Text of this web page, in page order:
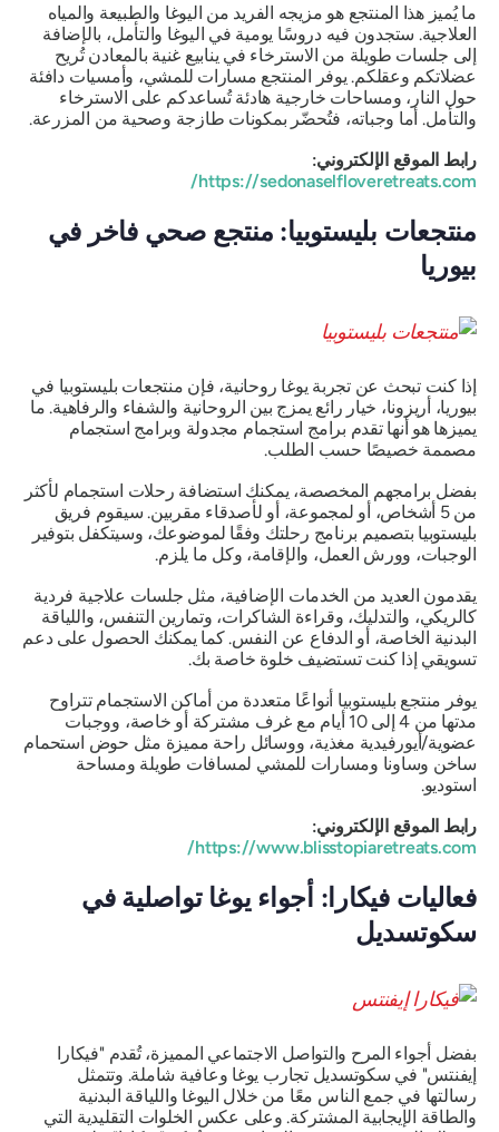
ما يُميز هذا المنتجع هو مزيجه الفريد من اليوغا والطبيعة والمياه
العلاجية. ستجدون فيه دروسًا يومية في اليوغا والتأمل، بالإضافة
إلى جلسات طويلة من الاسترخاء في ينابيع غنية بالمعادن تُريح
عضلاتكم وعقلكم. يوفر المنتجع مسارات للمشي، وأمسيات دافئة
حول النار، ومساحات خارجية هادئة تُساعدكم على الاسترخاء
والتأمل. أما وجباته، فتُحضّر بمكونات طازجة وصحية من المزرعة.
رابط الموقع الإلكتروني:
https://sedonaselfloveretreats.com/
منتجعات بليستوبيا: منتجع صحي فاخر في
بيوريا
إذا كنت تبحث عن تجربة يوغا روحانية، فإن منتجعات بليستوبيا في
بيوريا، أريزونا، خيار رائع يمزج بين الروحانية والشفاء والرفاهية. ما
يميزها هو أنها تقدم برامج استجمام مجدولة وبرامج استجمام
مصممة خصيصًا حسب الطلب.
بفضل برامجهم المخصصة، يمكنك استضافة رحلات استجمام لأكثر
من 5 أشخاص، أو لمجموعة، أو لأصدقاء مقربين. سيقوم فريق
بليستوبيا بتصميم برنامج رحلتك وفقًا لموضوعك، وسيتكفل بتوفير
الوجبات، وورش العمل، والإقامة، وكل ما يلزم.
يقدمون العديد من الخدمات الإضافية، مثل جلسات علاجية فردية
كالريكي، والتدليك، وقراءة الشاكرات، وتمارين التنفس، واللياقة
البدنية الخاصة، أو الدفاع عن النفس. كما يمكنك الحصول على دعم
تسويقي إذا كنت تستضيف خلوة خاصة بك.
يوفر منتجع بليستوبيا أنواعًا متعددة من أماكن الاستجمام تتراوح
مدتها من 4 إلى 10 أيام مع غرف مشتركة أو خاصة، ووجبات
عضوية/أيورفيدية مغذية، ووسائل راحة مميزة مثل حوض استحمام
ساخن وساونا ومسارات للمشي لمسافات طويلة ومساحة
استوديو.
رابط الموقع الإلكتروني:
https://www.blisstopiaretreats.com/
فعاليات فيكارا: أجواء يوغا تواصلية في
سكوتسديل
بفضل أجواء المرح والتواصل الاجتماعي المميزة، تُقدم "فيكارا
إيفنتس" في سكوتسديل تجارب يوغا وعافية شاملة. وتتمثل
رسالتها في جمع الناس معًا من خلال اليوغا واللياقة البدنية
والطاقة الإيجابية المشتركة. وعلى عكس الخلوات التقليدية التي